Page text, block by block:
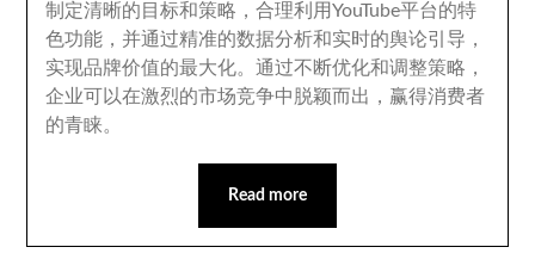
制定清晰的目标和策略 ，合理利用YouTube平台的特
色功能 ， 并通过精准的数据分析和实时的舆论引导 ，
实现品牌价值的最大化。通过不断优化和调整策略 ，
企业可以在激烈的市场竞争中脱颖而出 ， 赢得消费者
的青睐。
Read more